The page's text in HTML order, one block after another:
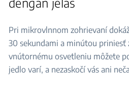
Pri mikrovlnnom zohrievaní
30 sekundami a minútou priniesť
vnútornému osvetleniu môžete
jedlo varí, a nezaskočí vás ani